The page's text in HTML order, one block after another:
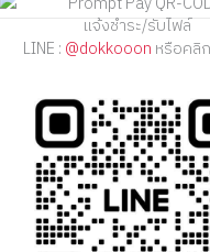
แจ้งชำระ/รับไฟล์
LINE : @dokkooon หรือคลิ